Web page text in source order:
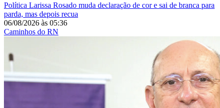
Política Larissa Rosado muda declaração de cor e sai de branca para
parda, mas depois recua
06/08/2026 às 05:36
Caminhos do RN